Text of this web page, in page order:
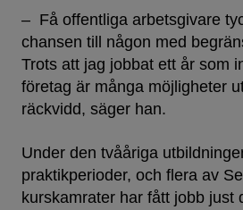
– Få offentliga arbetsgivare
chansen till någon med
Trots att jag jobbat ett år som
företag är många möjligheter
räckvidd, säger han.
Under den tvååriga
praktikperioder, och flera av
kurskamrater har fått jobb just